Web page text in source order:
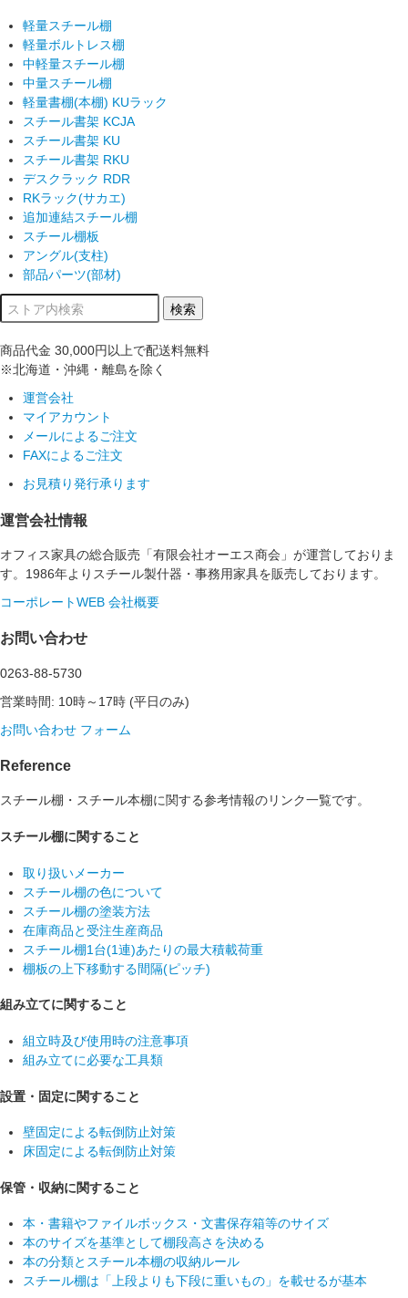
軽量スチール棚
軽量ボルトレス棚
中軽量スチール棚
中量スチール棚
軽量書棚(本棚) KUラック
スチール書架 KCJA
スチール書架 KU
スチール書架 RKU
デスクラック RDR
RKラック(サカエ)
追加連結スチール棚
スチール棚板
アングル(支柱)
部品パーツ(部材)
商品代金 30,000円以上で配送料無料
※北海道・沖縄・離島を除く
運営会社
マイアカウント
メールによるご注文
FAXによるご注文
お見積り発行承ります
運営会社情報
オフィス家具の総合販売「有限会社オーエス商会」が運営しておりま
す。1986年よりスチール製什器・事務用家具を販売しております。
コーポレートWEB 会社概要
お問い合わせ
0263-88-5730
営業時間: 10時～17時 (平日のみ)
お問い合わせ フォーム
Reference
スチール棚・スチール本棚に関する参考情報のリンク一覧です。
スチール棚に関すること
取り扱いメーカー
スチール棚の色について
スチール棚の塗装方法
在庫商品と受注生産商品
スチール棚1台(1連)あたりの最大積載荷重
棚板の上下移動する間隔(ピッチ)
組み立てに関すること
組立時及び使用時の注意事項
組み立てに必要な工具類
設置・固定に関すること
壁固定による転倒防止対策
床固定による転倒防止対策
保管・収納に関すること
本・書籍やファイルボックス・文書保存箱等のサイズ
本のサイズを基準として棚段高さを決める
本の分類とスチール本棚の収納ルール
スチール棚は「上段よりも下段に重いもの」を載せるが基本